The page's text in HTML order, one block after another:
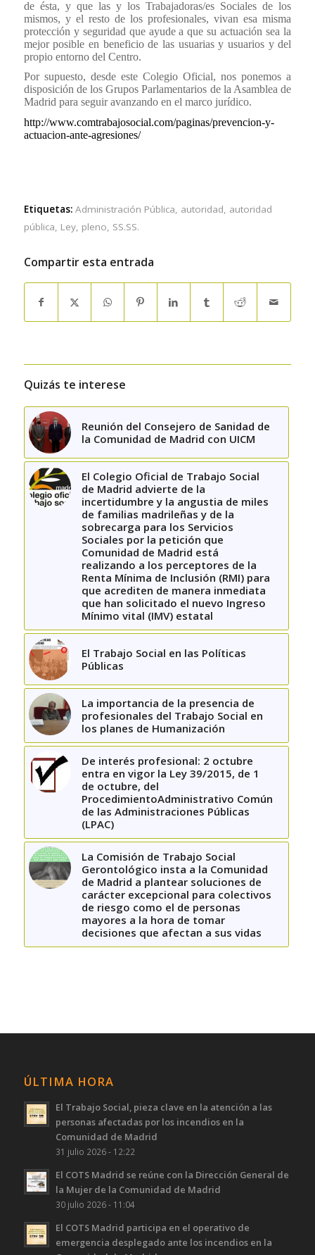
de ésta, y que las y los Trabajadoras/es Sociales de los
mismos, y el resto de los profesionales, vivan esa misma
protección y seguridad que ayude a que su actuación sea la
mejor posible en beneficio de las usuarias y usuarios y del
propio entorno del Centro.
Por supuesto, desde este Colegio Oficial, nos ponemos a
disposición de los Grupos Parlamentarios de la Asamblea de
Madrid para seguir avanzando en el marco jurídico.
http://www.comtrabajosocial.com/paginas/prevencion-y-
actuacion-ante-agresiones/
Etiquetas: Administración Pública, autoridad, autoridad
pública, Ley, pleno, SS.SS.
Compartir esta entrada
Quizás te interese
Reunión del Consejero de Sanidad de
la Comunidad de Madrid con UICM
El Colegio Oficial de Trabajo Social
de Madrid advierte de la
incertidumbre y la angustia de miles
de familias madrileñas y de la
sobrecarga para los Servicios
Sociales por la petición que
Comunidad de Madrid está
realizando a los perceptores de la
Renta Mínima de Inclusión (RMI) para
que acrediten de manera inmediata
que han solicitado el nuevo Ingreso
Mínimo vital (IMV) estatal
El Trabajo Social en las Políticas
Públicas
La importancia de la presencia de
profesionales del Trabajo Social en
los planes de Humanización
De interés profesional: 2 octubre
entra en vigor la Ley 39/2015, de 1
de octubre, del
ProcedimientoAdministrativo Común
de las Administraciones Públicas
(LPAC)
La Comisión de Trabajo Social
Gerontológico insta a la Comunidad
de Madrid a plantear soluciones de
carácter excepcional para colectivos
de riesgo como el de personas
mayores a la hora de tomar
decisiones que afectan a sus vidas
ÚLTIMA HORA
El Trabajo Social, pieza clave en la atención a las
personas afectadas por los incendios en la
Comunidad de Madrid
31 julio 2026 - 12:22
El COTS Madrid se reúne con la Dirección General de
la Mujer de la Comunidad de Madrid
30 julio 2026 - 11:04
El COTS Madrid participa en el operativo de
emergencia desplegado ante los incendios en la